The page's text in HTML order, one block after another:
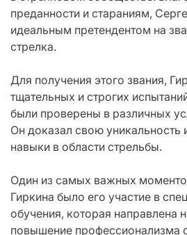
преданности и стараниям,
идеальным претендентом на
стрелка.
Для получения этого звания,
тщательных и строгих
были проверены в различных
Он доказал свою уникальность
навыки в области стрельбы.
Один из самых важных
Гиркина было его участие в
обучения, которая направлена
повышение профессионализма